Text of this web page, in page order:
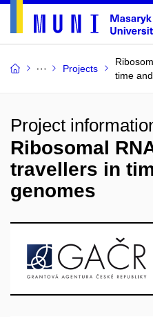
Projects
time
Project
Ribosomal
travellers in
genomes